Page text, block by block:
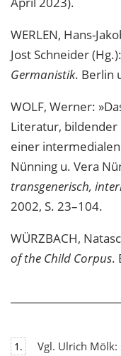
WERLEN, Hans-
Jost Schneider (Hg.):
Germanistik. Berlin
WOLF, Werner:
Literatur, bildender
einer
Nünning u. Vera
transgenerisch,
2002, S. 23–104.
WÜRZBACH,
of the Child Corpus.
1.
Vgl. Ulrich Mölk: